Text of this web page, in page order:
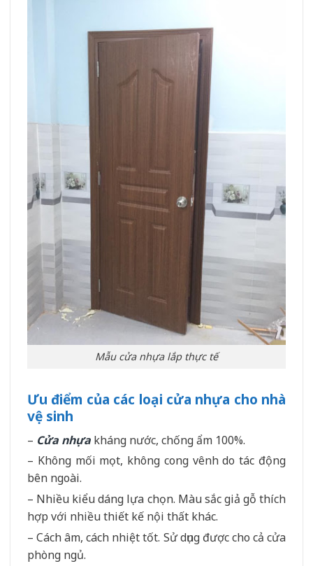
Mẫu cửa nhựa lắp thực tế
Ưu điểm của các loại cửa nhựa cho nhà
vệ sinh
– Cửa nhựa kháng nước, chống ẩm 100%.
– Không mối mọt, không cong vênh do tác động
bên ngoài.
– Nhiều kiểu dáng lựa chọn. Màu sắc giả gỗ thích
hợp với nhiều thiết kế nội thất khác.
– Cách âm, cách nhiệt tốt. Sử dụng được cho cả cửa
phòng ngủ.